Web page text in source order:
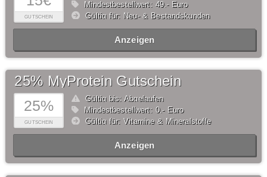
GUTSCHEIN
Mindestbestellwert: 49,- Euro
Gültig für: Neu- & Bestandskunden
Anzeigen
25%
GUTSCHEIN
25% MyProtein Gutschein
Gültig bis: Abgelaufen
Mindestbestellwert: 0,- Euro
Gültig für: Vitamine & Mineralstoffe
Anzeigen